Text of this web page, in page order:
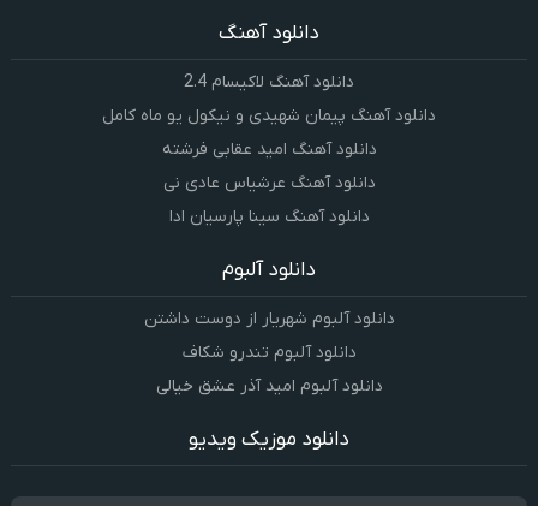
دانلود آهنگ
دانلود آهنگ لاکیسام 2.4
دانلود آهنگ پیمان شهیدی و نیکول یو ماه کامل
دانلود آهنگ امید عقابی فرشته
دانلود آهنگ عرشیاس عادی نی
دانلود آهنگ سینا پارسیان ادا
دانلود آلبوم
دانلود آلبوم شهریار از دوست داشتن
دانلود آلبوم تندرو شکاف
دانلود آلبوم امید آذر عشق خیالی
دانلود موزیک ویدیو